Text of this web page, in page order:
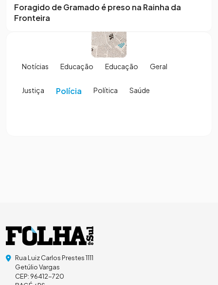
Foragido de Gramado é preso na Rainha da
Fronteira
Notícias Educação Educação Geral
Justiça Polícia Política Saúde
Rua Luiz Carlos Prestes 1111
Getúlio Vargas
CEP: 96412-720